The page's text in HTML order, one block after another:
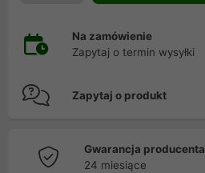
Na zamówienie
Zapytaj o termin wysyłki
Zapytaj o produkt
Gwarancja producenta
24 miesiące